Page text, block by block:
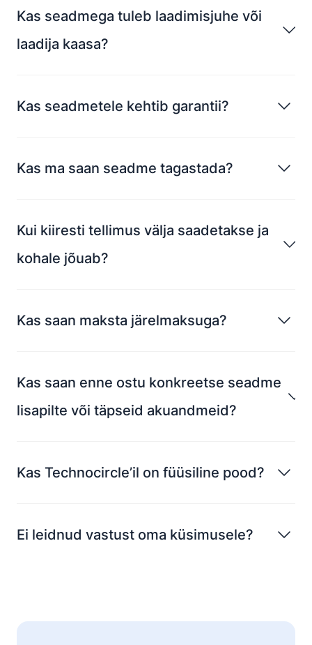
Kas seadmega tuleb laadimisjuhe või
laadija kaasa?
Kas seadmetele kehtib garantii?
Kas ma saan seadme tagastada?
Kui kiiresti tellimus välja saadetakse ja
kohale jõuab?
Kas saan maksta järelmaksuga?
Kas saan enne ostu konkreetse seadme
lisapilte või täpseid akuandmeid?
Kas Technocircle’il on füüsiline pood?
Ei leidnud vastust oma küsimusele?